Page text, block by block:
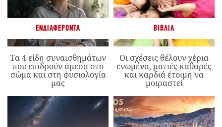
ΕΝΔΙΑΦΈΡΟΝΤΑ
Τα 4 είδη συναισθημάτων
που επιδρούν άμεσα στο
σώμα και στη φυσιολογία
μας
ΒΙΒΛΊΑ
Οι σχέσεις θέλουν χέρια
ενωμένα, ματιές καθαρές
και καρδιά έτοιμη να
μοιραστεί